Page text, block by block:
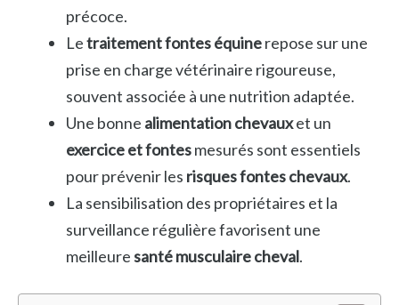
précoce.
Letraitement fontes équinerepose sur une
prise en charge vétérinaire rigoureuse,
souvent associée à une nutrition adaptée.
Une bonne alimentation chevauxet un
exercice et fontesmesurés sont essentiels
pour prévenir les risques fontes chevaux.
La sensibilisation des propriétaires et la
surveillance régulière favorisent une
meilleuresanté musculaire cheval.